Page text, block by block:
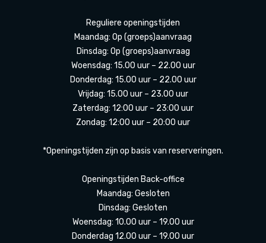
Reguliere openingstijden
Maandag: Op (groeps)aanvraag
Dinsdag: Op (groeps)aanvraag
Woensdag: 15.00 uur – 22.00 uur
Donderdag: 15.00 uur – 22.00 uur
Vrijdag: 15.00 uur – 23.00 uur
Zaterdag: 12:00 uur – 23:00 uur
Zondag: 12:00 uur – 20:00 uur
*Openingstijden zijn op basis van reserveringen.
Openingstijden Back-office
Maandag: Gesloten
Dinsdag: Gesloten
Woensdag: 10.00 uur – 19.00 uur
Donderdag 12.00 uur – 19.00 uur